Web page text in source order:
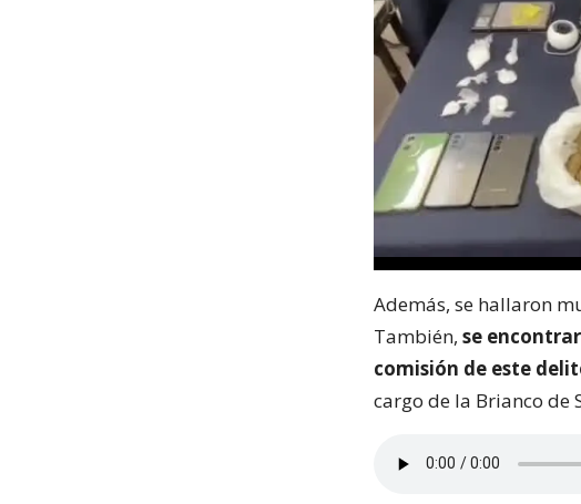
Además, se hallaron
También, se
comisión de este
cargo de la Brianco de